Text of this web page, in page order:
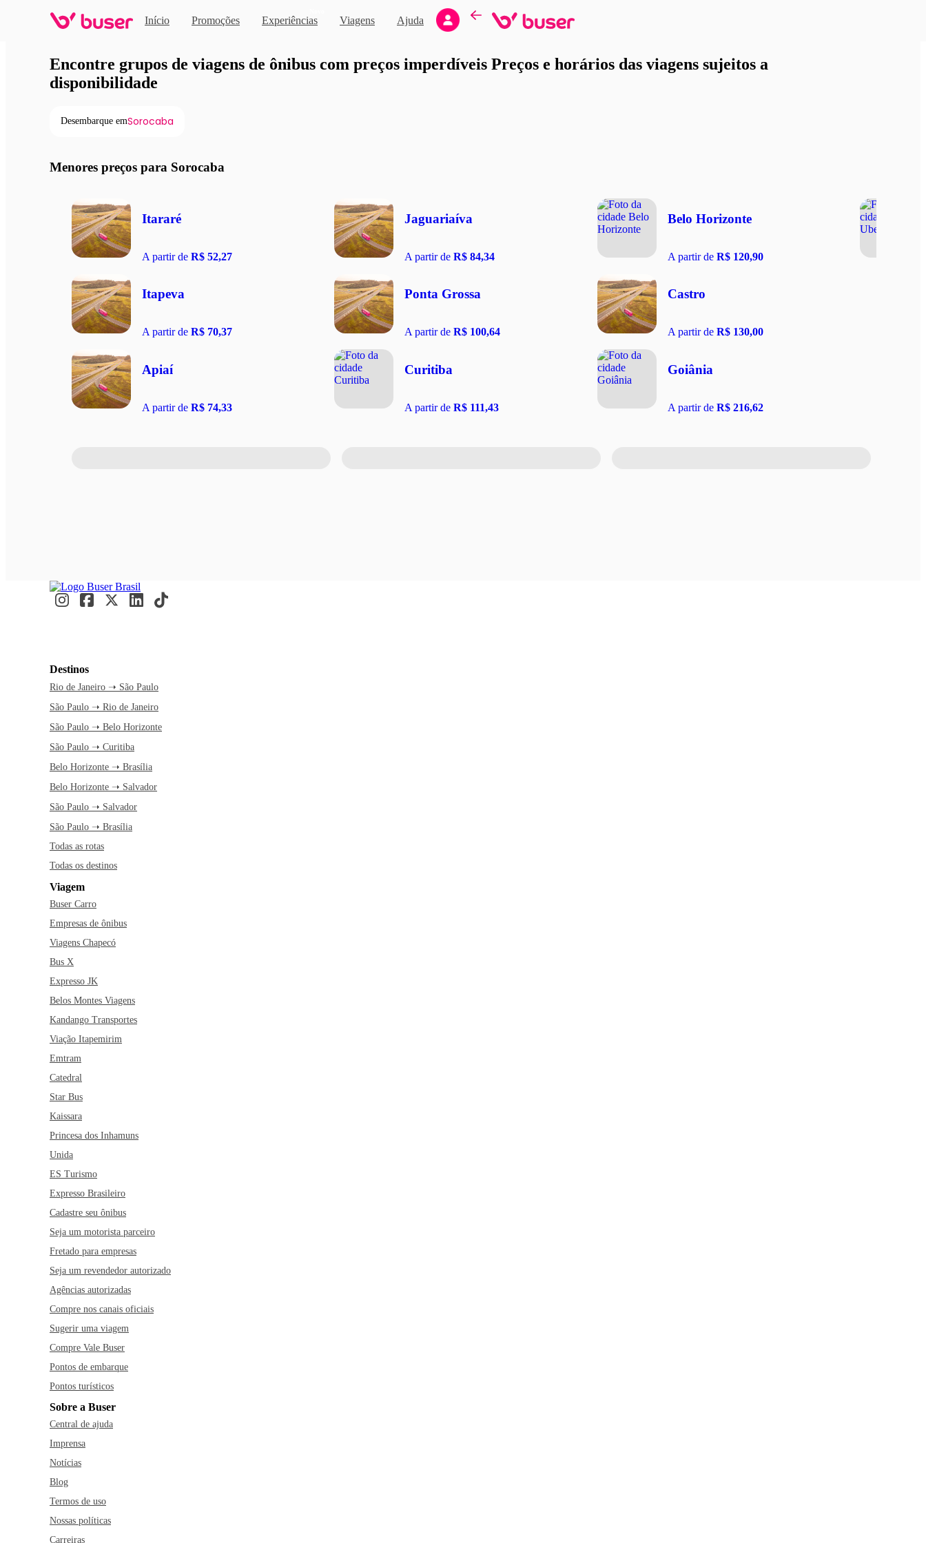
Início Promoções Experiências Viagens Ajuda
Viagens de ônibus em promoção
Encontre grupos de viagens de ônibus com preços imperdíveis Preços e horários das viagens sujeitos a
disponibilidade
Desembarque emSorocaba
Menores preços para Sorocaba
Itararé
A partir de R$ 52,27
Itapeva
A partir de R$ 70,37
Apiaí
A partir de R$ 74,33
Jaguariaíva
A partir deR$ 84,34
Ponta Grossa
A partir deR$ 100,64
Curitiba
A partir deR$ 111,43
Belo Horizonte
A partir de R$ 120,90
Castro
A partir de R$ 130,00
Goiânia
A partir de R$ 216,62
Destinos
Rio de Janeiro ➝ São Paulo
São Paulo ➝ Rio de Janeiro
São Paulo ➝ Belo Horizonte
São Paulo ➝ Curitiba
Belo Horizonte ➝ Brasília
Belo Horizonte ➝ Salvador
São Paulo ➝ Salvador
São Paulo ➝ Brasília
Todas as rotas
Todas os destinos
Viagem
Buser Carro
Empresas de ônibus
Viagens Chapecó
Bus X
Expresso JK
Belos Montes Viagens
Kandango Transportes
Viação Itapemirim
Emtram
Catedral
Star Bus
Kaissara
Princesa dos Inhamuns
Unida
ES Turismo
Expresso Brasileiro
Cadastre seu ônibus
Seja um motorista parceiro
Fretado para empresas
Seja um revendedor autorizado
Agências autorizadas
Compre nos canais oficiais
Sugerir uma viagem
Compre Vale Buser
Pontos de embarque
Pontos turísticos
Sobre a Buser
Central de ajuda
Imprensa
Notícias
Blog
Termos de uso
Nossas políticas
Carreiras